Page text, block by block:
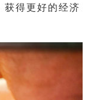
获得更好的经济